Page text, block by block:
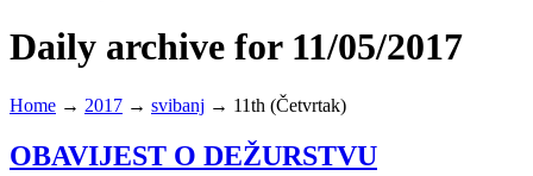
Daily archive for 11/05/2017
Home → 2017 → svibanj → 11th (Četvrtak)
OBAVIJEST O DEŽURSTVU